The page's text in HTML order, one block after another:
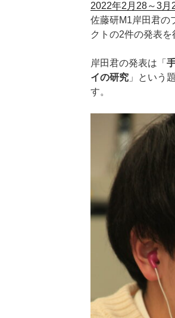
2022年2月28～3月
佐藤研M1岸田君の
クトの2件の発表を
岸田君の発表は「
イの研究 」という
す。